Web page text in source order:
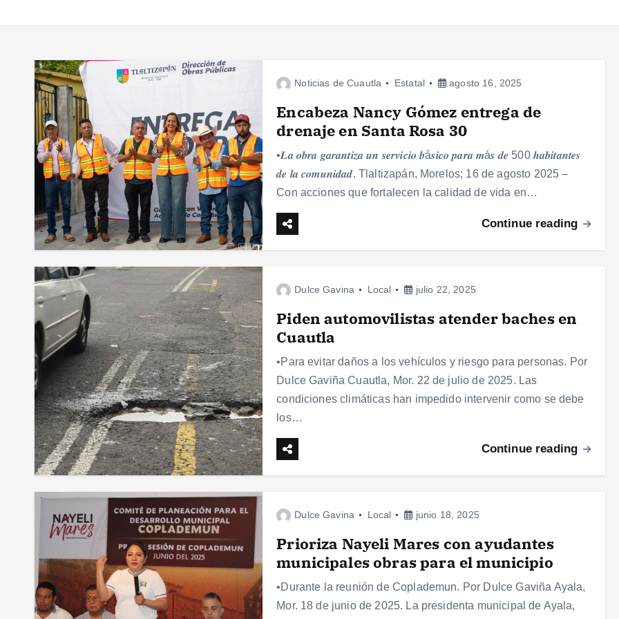
Noticias de Cuautla Estatal agosto 16, 2025
Encabeza Nancy Gómez entrega de
drenaje en Santa Rosa 30
•𝑳𝒂 𝒐𝒃𝒓𝒂 𝒈𝒂𝒓𝒂𝒏𝒕𝒊𝒛𝒂 𝒖𝒏 𝒔𝒆𝒓𝒗𝒊𝒄𝒊𝒐 𝒃á𝒔𝒊𝒄𝒐 𝒑𝒂𝒓𝒂 𝒎á𝒔 𝒅𝒆 500 𝒉𝒂𝒃𝒊𝒕𝒂𝒏𝒕𝒆𝒔
𝒅𝒆 𝒍𝒂 𝒄𝒐𝒎𝒖𝒏𝒊𝒅𝒂𝒅. Tlaltizapán, Morelos; 16 de agosto 2025 –
Con acciones que fortalecen la calidad de vida en…
Continue reading
Dulce Gavina Local julio 22, 2025
Piden automovilistas atender baches en
Cuautla
•Para evitar daños a los vehículos y riesgo para personas. Por
Dulce Gaviña Cuautla, Mor. 22 de julio de 2025. Las
condiciones climáticas han impedido intervenir como se debe
los…
Continue reading
Dulce Gavina Local junio 18, 2025
Prioriza Nayeli Mares con ayudantes
municipales obras para el municipio
•Durante la reunión de Coplademun. Por Dulce Gaviña Ayala,
Mor. 18 de junio de 2025. La presidenta municipal de Ayala,